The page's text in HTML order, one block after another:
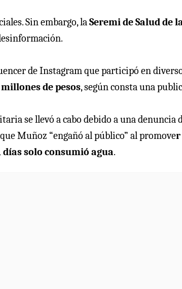
Sin embargo, laSeremi de Salud de
de Instagram que participó en
de pesos, según consta una
se llevó a cabo debido a una denuncia
Muñoz “engañó al público” al promover
días solo consumió agua.